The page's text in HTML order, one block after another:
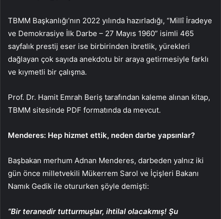
TBMM Başkanlığı’nın 2022 yılında hazırladığı, “Millî İradeye
ve Demokrasiye İlk Darbe – 27 Mayıs 1960” isimli 465
sayfalık prestij eser ise birbirinden ibretlik, yürekleri
dağlayan çok sayıda anekdotu bir araya getirmesiyle farklı
ve kıymetli bir çalışma.
Prof. Dr. Hamit Emrah Beriş tarafından kaleme alınan kitap,
TBMM sitesinde PDF formatında da mevcut.
Menderes: Hep hizmet ettik, neden darbe yapsınlar?
Başbakan merhum Adnan Menderes, darbeden yalnız iki
gün önce milletvekili Mükerrem Sarol ve İçişleri Bakanı
Namık Gedik ile otururken şöyle demişti:
“Bir teranedir tutturmuşlar, ihtilal olacakmış! Şu